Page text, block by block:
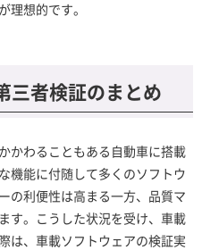
理想的です。
三者検証のまとめ
かわることもある自動車に搭載
機能に付随して多くのソフトウ
の利便性は高まる一方、品質マ
す。こうした状況を受け、車載
は、車載ソフトウェアの検証実